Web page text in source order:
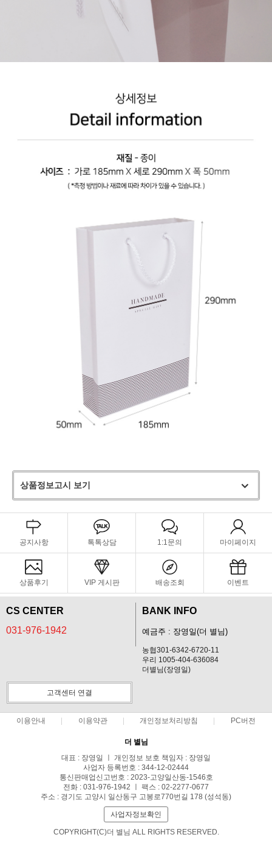
상품정보고시 보기
공지사항 톡톡상담 1:1문의 마이페이지
상품후기 VIP 게시판 배송조회 이벤트
CS CENTER
031-976-1942
BANK INFO
예금주 : 장영일(더 별님)
농협301-6342-6720-11
우리 1005-404-636084
더별님(장영일)
고객센터 연결
이용안내 이용약관 개인정보처리방침 PC버전
더 별님
대표 : 장영일 ㅣ 개인정보 보호 책임자 : 장영일
사업자 등록번호 : 344-12-02444
통신판매업신고번호 : 2023-고양일산동-1546호
전화 : 031-976-1942 ㅣ 팩스 : 02-2277-0677
주소 : 경기도 고양시 일산동구 고봉로770번길 178 (성석동)
사업자정보확인
COPYRIGHT(C)더 별님 ALL RIGHTS RESERVED.